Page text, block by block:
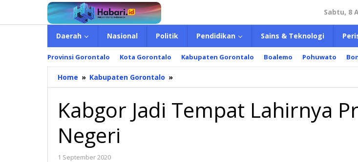
konten
Sabtu, 8
Daerah Nasional Politik Pendidikan Sains & Teknologi
Provinsi Gorontalo Kota Gorontalo Kabupaten Gorontalo Boalemo Pohuwato
Home » Kabupaten Gorontalo »
Jadi
Lahirnya
Prajurit
Kabgor Jadi Tempat Lahirnya
Negeri
1 September 2020